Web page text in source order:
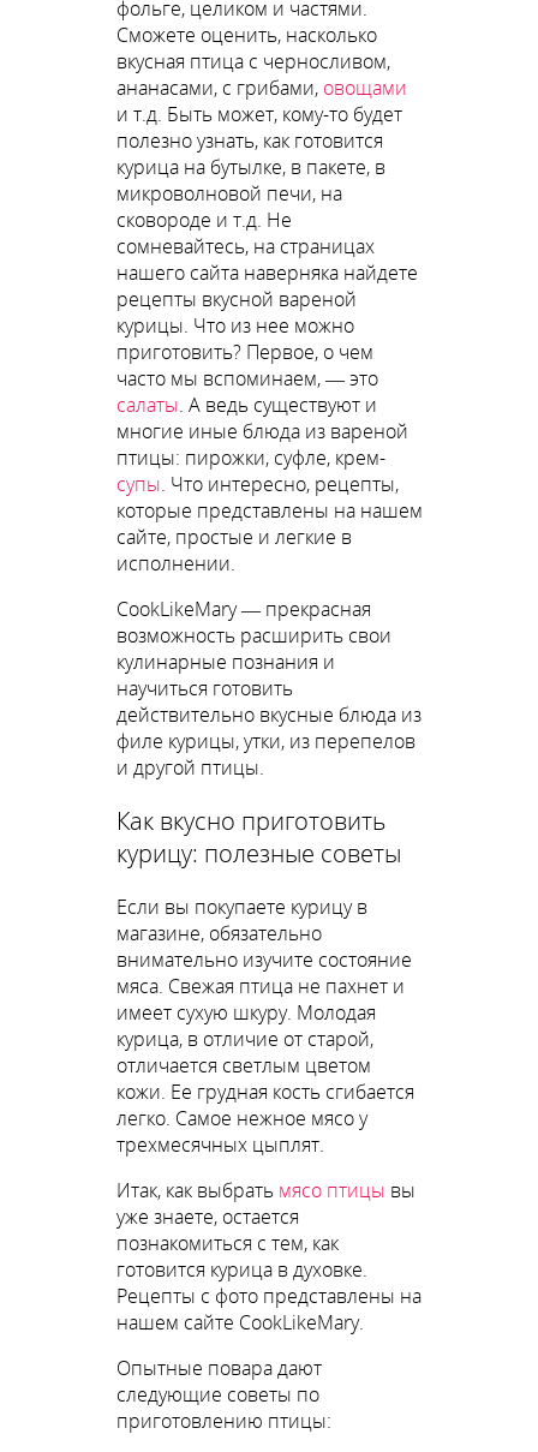
фольге, целиком и частями.
Сможете оценить, насколько
вкусная птица с черносливом,
ананасами, с грибами, овощами
и т.д. Быть может, кому-то будет
полезно узнать, как готовится
курица на бутылке, в пакете, в
микроволновой печи, на
сковороде и т.д. Не
сомневайтесь, на страницах
нашего сайта наверняка найдете
рецепты вкусной вареной
курицы. Что из нее можно
приготовить? Первое, о чем
часто мы вспоминаем, — это
салаты. А ведь существуют и
многие иные блюда из вареной
птицы: пирожки, суфле, крем-
супы. Что интересно, рецепты,
которые представлены на нашем
сайте, простые и легкие в
исполнении.
CookLikeMary — прекрасная
возможность расширить свои
кулинарные познания и
научиться готовить
действительно вкусные блюда из
филе курицы, утки, из перепелов
и другой птицы.
Как вкусно приготовить
курицу: полезные советы
Если вы покупаете курицу в
магазине, обязательно
внимательно изучите состояние
мяса. Свежая птица не пахнет и
имеет сухую шкуру. Молодая
курица, в отличие от старой,
отличается светлым цветом
кожи. Ее грудная кость сгибается
легко. Самое нежное мясо у
трехмесячных цыплят.
Итак, как выбрать мясо птицы вы
уже знаете, остается
познакомиться с тем, как
готовится курица в духовке.
Рецепты с фото представлены на
нашем сайте CookLikeMary.
Опытные повара дают
следующие советы по
приготовлению птицы: